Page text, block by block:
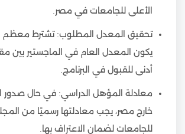
الأعلى للجامعات في مصر.
تحقيق المعدل المطلوب: تشترط معظم
يكون المعدل العام في الماجستير بين
أدنى للقبول في البرنامج.
معادلة المؤهل الدراسي: في حال صدور
خارج مصر، يجب معادلتها رسميًا من
للجامعات لضمان الاعتراف بها.